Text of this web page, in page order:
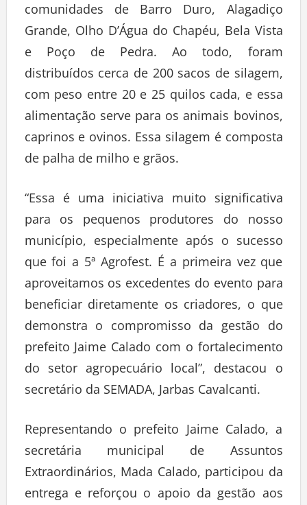
comunidades de Barro Duro, Alagadiço
Grande, Olho D’Água do Chapéu, Bela Vista
e Poço de Pedra. Ao todo, foram
distribuídos cerca de 200 sacos de silagem,
com peso entre 20 e 25 quilos cada, e essa
alimentação serve para os animais bovinos,
caprinos e ovinos. Essa silagem é composta
de palha de milho e grãos.
“Essa é uma iniciativa muito significativa
para os pequenos produtores do nosso
município, especialmente após o sucesso
que foi a 5ª Agrofest. É a primeira vez que
aproveitamos os excedentes do evento para
beneficiar diretamente os criadores, o que
demonstra o compromisso da gestão do
prefeito Jaime Calado com o fortalecimento
do setor agropecuário local”, destacou o
secretário da SEMADA, Jarbas Cavalcanti.
Representando o prefeito Jaime Calado, a
secretária municipal de Assuntos
Extraordinários, Mada Calado, participou da
entrega e reforçou o apoio da gestão aos